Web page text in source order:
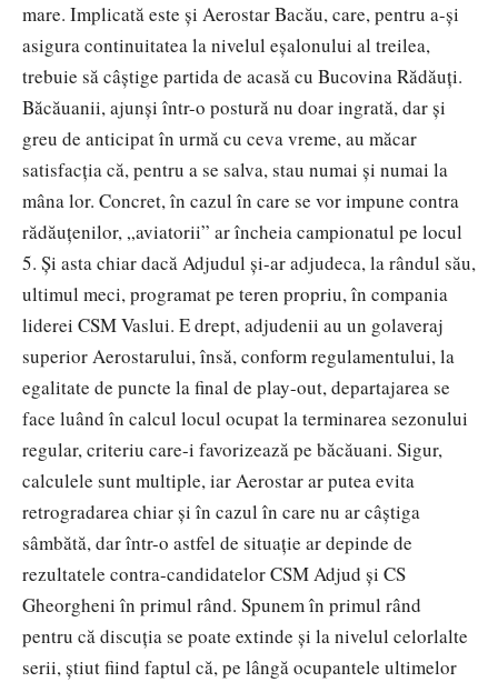
mare. Implicată este și Aerostar Bacău, care, pentru a-și
asigura continuitatea la nivelul eșalonului al treilea,
trebuie să câștige partida de acasă cu Bucovina Rădăuți.
Băcăuanii, ajunși într-o postură nu doar ingrată, dar și
greu de anticipat în urmă cu ceva vreme, au măcar
satisfacția că, pentru a se salva, stau numai și numai la
mâna lor. Concret, în cazul în care se vor impune contra
rădăuțenilor, „aviatorii” ar încheia campionatul pe locul
5. Și asta chiar dacă Adjudul și-ar adjudeca, la rândul său,
ultimul meci, programat pe teren propriu, în compania
liderei CSM Vaslui. E drept, adjudenii au un golaveraj
superior Aerostarului, însă, conform regulamentului, la
egalitate de puncte la final de play-out, departajarea se
face luând în calcul locul ocupat la terminarea sezonului
regular, criteriu care-i favorizează pe băcăuani. Sigur,
calculele sunt multiple, iar Aerostar ar putea evita
retrogradarea chiar și în cazul în care nu ar câștiga
sâmbătă, dar într-o astfel de situație ar depinde de
rezultatele contra-candidatelor CSM Adjud și CS
Gheorgheni în primul rând. Spunem în primul rând
pentru că discuția se poate extinde și la nivelul celorlalte
serii, știut fiind faptul că, pe lângă ocupantele ultimelor